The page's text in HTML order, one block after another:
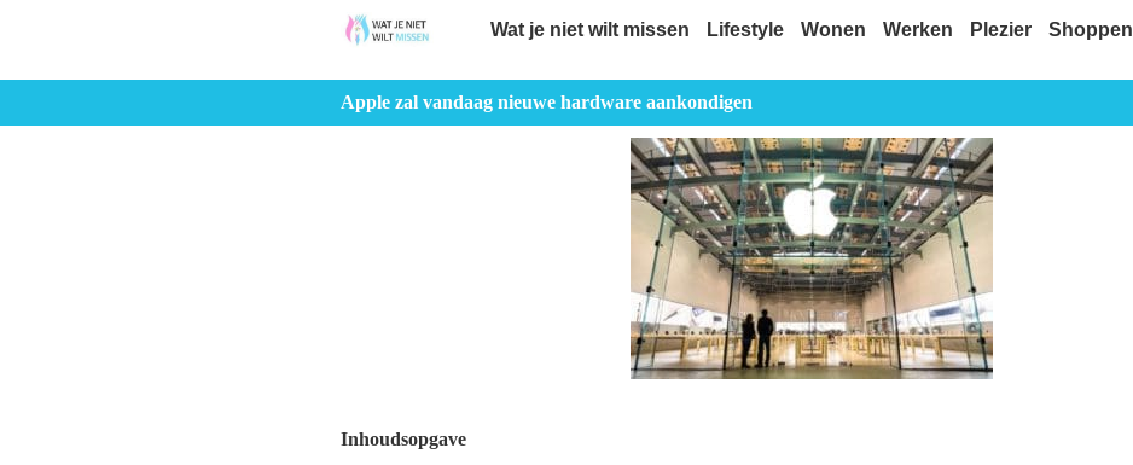
Wat je niet wilt missen Lifestyle Wonen Werken Plezier Shoppen
Apple zal vandaag nieuwe hardware aankondigen
Inhoudsopgave